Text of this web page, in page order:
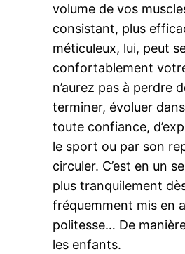
volume de vos
consistant, plus
méticuleux, lui, peut
confortablement
n’aurez pas à perdre
terminer, évoluer
toute confiance,
le sport ou par son
circuler. C’est en un
plus tranquilement
fréquemment mis en
politesse… De
les enfants.